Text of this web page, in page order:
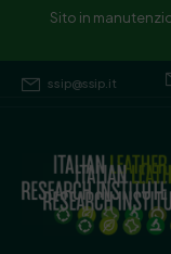
Sito in
ssip@ssip.it
Sito in